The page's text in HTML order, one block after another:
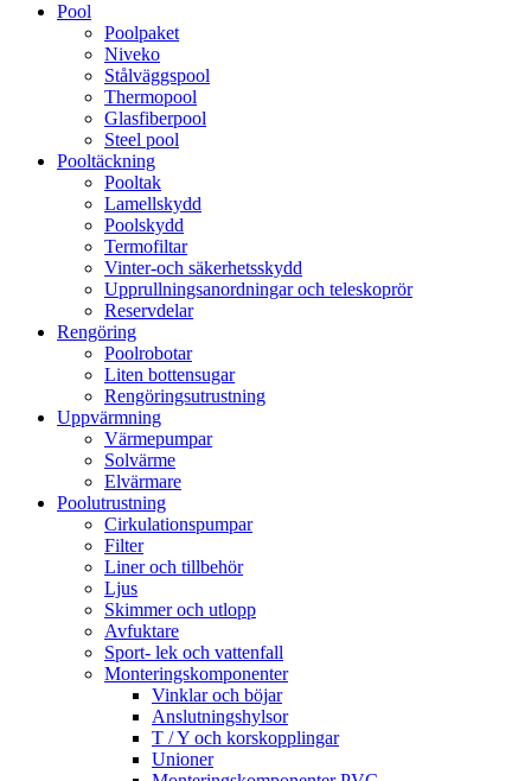
Pool
Poolpaket
Niveko
Stålväggspool
Thermopool
Glasfiberpool
Steel pool
Pooltäckning
Pooltak
Lamellskydd
Poolskydd
Termofiltar
Vinter-och säkerhetsskydd
Upprullningsanordningar och teleskoprör
Reservdelar
Rengöring
Poolrobotar
Liten bottensugar
Rengöringsutrustning
Uppvärmning
Värmepumpar
Solvärme
Elvärmare
Poolutrustning
Cirkulationspumpar
Filter
Liner och tillbehör
Ljus
Skimmer och utlopp
Avfuktare
Sport- lek och vattenfall
Monteringskomponenter
Vinklar och böjar
Anslutningshylsor
T / Y och korskopplingar
Unioner